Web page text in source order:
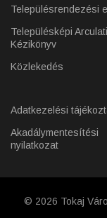
Településrendezési
Településképi Arculati
Kézikönyv
Közlekedés
Adatkezelési
Akadálymentesítési
nyilatkozat
© 2026 Tokaj